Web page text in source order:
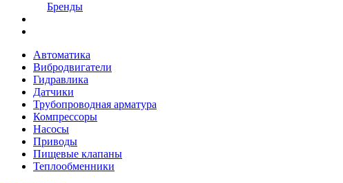
Бренды
Автоматика
Вибродвигатели
Гидравлика
Датчики
Трубопроводная арматура
Компрессоры
Насосы
Приводы
Пищевые клапаны
Теплообменники